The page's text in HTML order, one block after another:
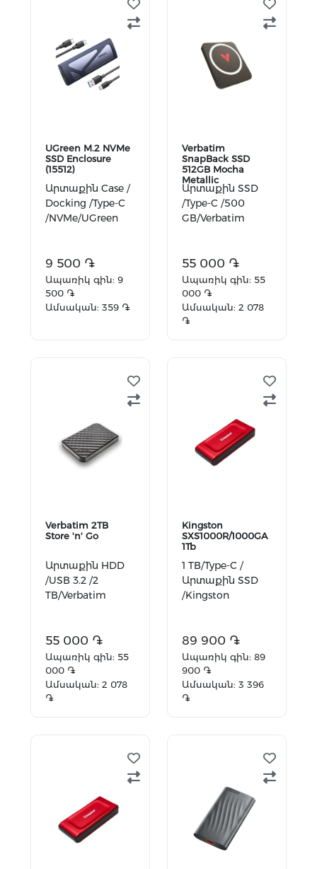
UGreen M.2 NVMe
SSD Enclosure
(15512)
Արտաքին Case /
Docking /Type-C
/NVMe/UGreen
9 500 ֏
Ապառիկ գին: 9
500 ֏
Ամսական: 359 ֏
Verbatim
SnapBack SSD
512GB Mocha
Metallic
Արտաքին SSD
/Type-C /500
GB/Verbatim
55 000 ֏
Ապառիկ գին: 55
000 ֏
Ամսական: 2 078
֏
Verbatim 2TB
Store 'n' Go
Արտաքին HDD
/USB 3.2 /2
TB/Verbatim
55 000 ֏
Ապառիկ գին: 55
000 ֏
Ամսական: 2 078
֏
Kingston
SXS1000R/1000GA
1Tb
1 TB/Type-C /
Արտաքին SSD
/Kingston
89 900 ֏
Ապառիկ գին: 89
900 ֏
Ամսական: 3 396
֏